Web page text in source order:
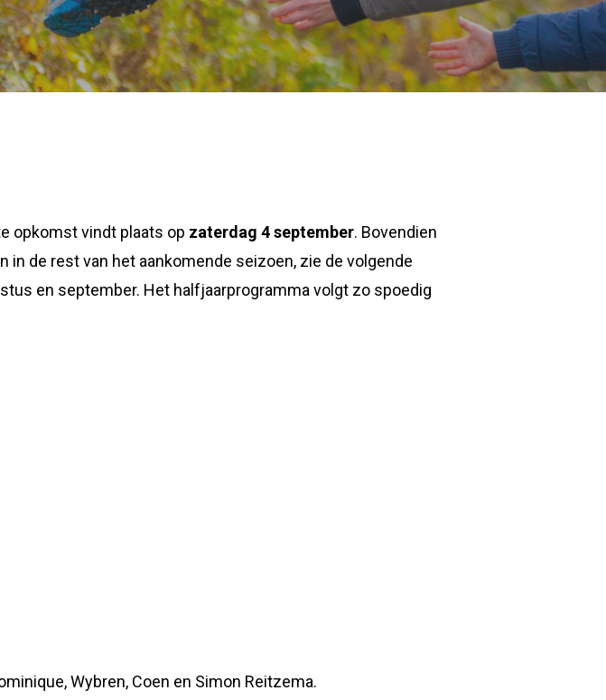
opkomst vindt plaats op zaterdag 4 september. Bovendien
de rest van het aankomende seizoen, zie de volgende
en september. Het halfjaarprogramma volgt zo spoedig
Wybren, Coen en Simon Reitzema.